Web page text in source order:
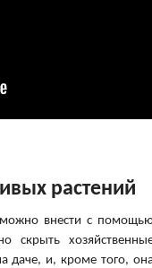
растений
внести с
даче, и, кроме того,